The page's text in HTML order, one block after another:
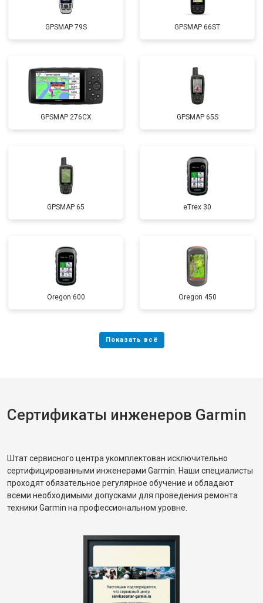
GPSMAP 79S GPSMAP 66ST
GPSMAP 276CX GPSMAP 65S
GPSMAP 65 eTrex 30
Oregon 600 Oregon 450
Сертификаты инженеров Garmin
Штат сервисного центра укомплектован исключительно
сертифицированными инженерами Garmin. Наши специалисты
проходят обязательное регулярное обучение и обладают
всеми необходимыми допусками для проведения ремонта
техники Garmin на профессиональном уровне.